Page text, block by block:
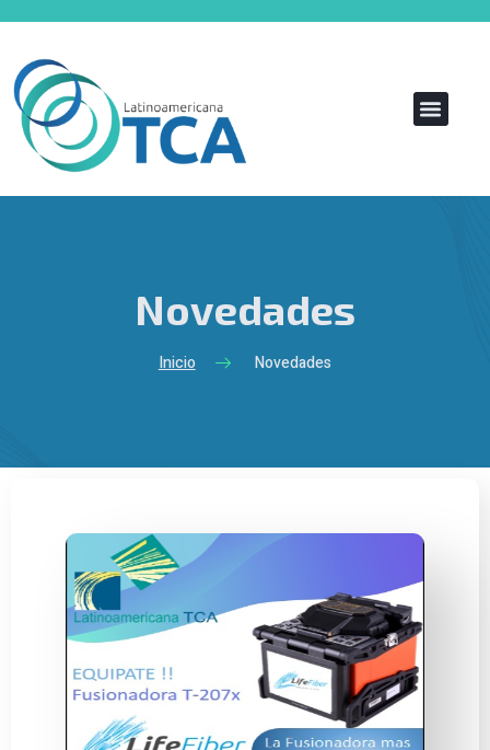
Novedades
Inicio Novedades